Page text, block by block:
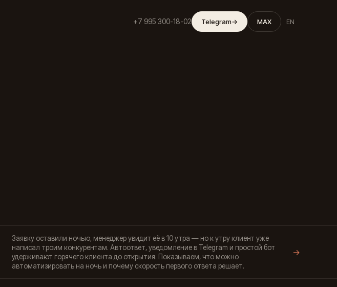
+7 995 300-18-02 Telegram→ MAX EN
Заявку оставили ночью, менеджер увидит её в 10 утра — но к утру клиент уже
написал троим конкурентам. Автоответ, уведомление в Telegram и простой бот
удерживают горячего клиента до открытия. Показываем, что можно
автоматизировать на ночь и почему скорость первого ответа решает.
→